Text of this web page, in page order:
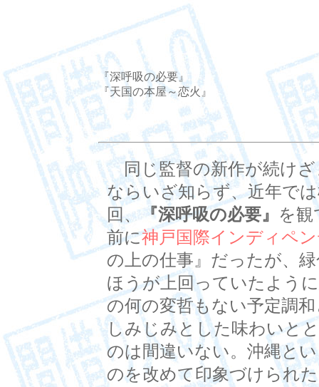
『深呼吸の必要』
『天国の本屋～恋火』
同じ監督の新作が続けざ
ならいざ知らず、近年で
回、 『深呼吸の必要』
を
前に神戸国際インディペ
の上の仕事』だったが、
ほうが上回っていたよう
の何の変哲もない予定調
しみじみとした味わいと
のは間違いない。沖縄と
のを改めて印象づけられ